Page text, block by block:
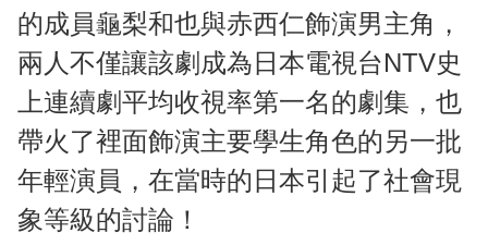
的成員龜梨和也與赤西仁飾演男主角，
兩人不僅讓該劇成為日本電視台NTV史
上連續劇平均收視率第一名的劇集，也
帶火了裡面飾演主要學生角色的另一批
年輕演員，在當時的日本引起了社會現
象等級的討論！